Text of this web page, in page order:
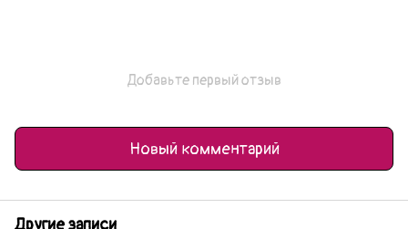
Добавьте первый отзыв
Новый комментарий